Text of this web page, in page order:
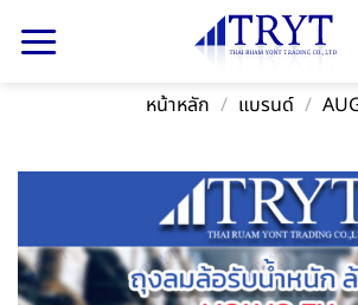
หน้าหลัก / แบรนด์ /